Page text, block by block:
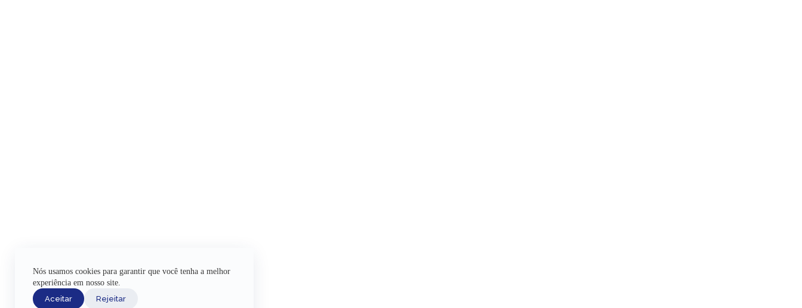
Nós usamos cookies para garantir que você tenha a melhor
experiência em nosso site.
Aceitar
Rejeitar